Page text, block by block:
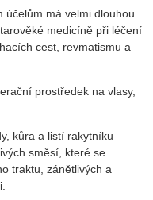
účelům má velmi dlouhou
medicíně při léčení
cest, revmatismu a
prostředek na vlasy,
kůra a listí rakytníku
směsí, které se
traktu, zánětlivých a